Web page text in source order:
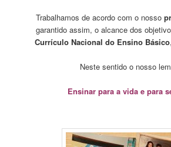
Trabalhamos de acordo com o nosso
garantido assim, o alcance dos
Currículo Nacional do Ensino Básico
Neste sentido o nosso
Ensinar para a vida e para